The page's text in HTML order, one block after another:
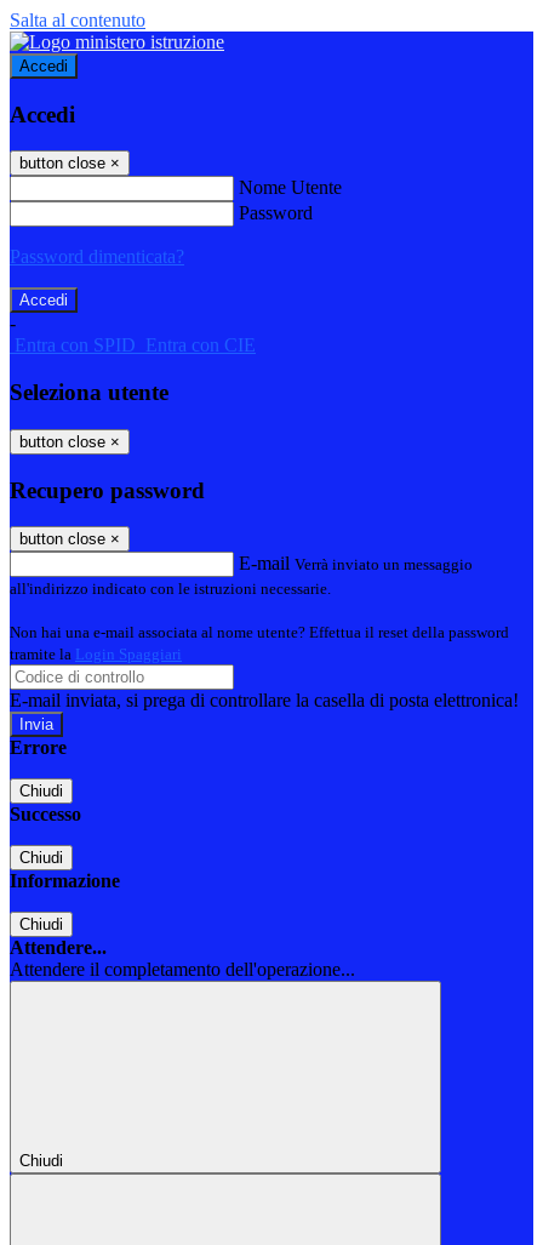
Salta al contenuto
Accedi
Accedi
button close ×
Nome Utente
Password
Password dimenticata?
-
Entra con SPID Entra con CIE
Seleziona utente
button close ×
Recupero password
button close ×
E-mail Verrà inviato un messaggio
all'indirizzo indicato con le istruzioni necessarie.
Non hai una e-mail associata al nome utente? Effettua il reset della password
tramite la Login Spaggiari
E-mail inviata, si prega di controllare la casella di posta elettronica!
Errore
Chiudi
Successo
Chiudi
Informazione
Chiudi
Attendere...
Attendere il completamento dell'operazione...
Chiudi